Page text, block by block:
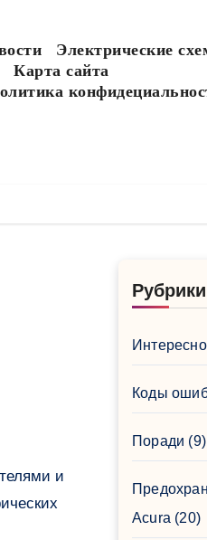
Электрические
Карта сайта
Рубрики
Коды
Поради (9)
Acura (20)